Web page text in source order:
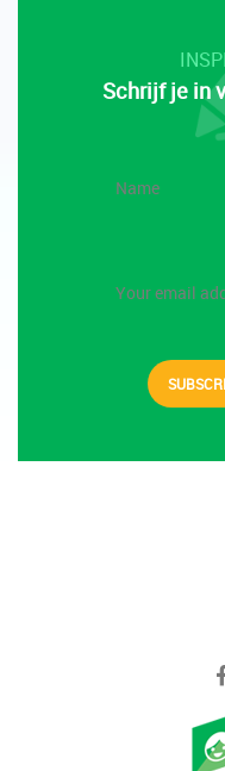
Schrijf je in